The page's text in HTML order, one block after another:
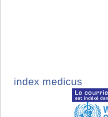
index medicus